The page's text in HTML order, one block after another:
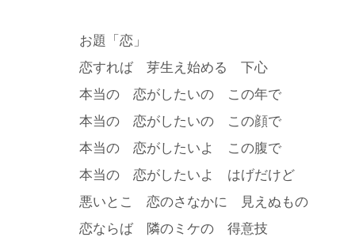
お題「恋」
恋すれば 芽生え始める 下心
本当の 恋がしたいの この年で
本当の 恋がしたいの この顔で
本当の 恋がしたいよ この腹で
本当の 恋がしたいよ はげだけど
悪いとこ 恋のさなかに 見えぬもの
恋ならば 隣のミケの 得意技